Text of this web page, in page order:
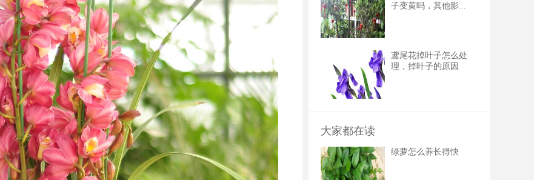
子变黄吗，其他影...
鸢尾花掉叶子怎么处
理，掉叶子的原因
大家都在读
绿萝怎么养长得快